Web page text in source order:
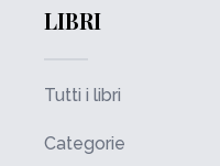
LIBRI
Tutti i libri
Categorie